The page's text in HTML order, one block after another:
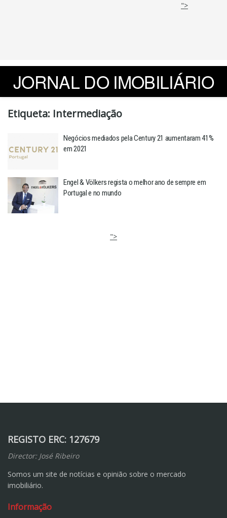
">
JORNAL DO IMOBILIÁRIO
Etiqueta: Intermediação
Negócios mediados pela Century 21 aumentaram 41%
em 2021
Engel & Völkers regista o melhor ano de sempre em
Portugal e no mundo
">
REGISTO ERC: 127679
Director: José Ribeiro
Somos um site de notícias e opinião sobre o mercado
imobiliário.
Informação